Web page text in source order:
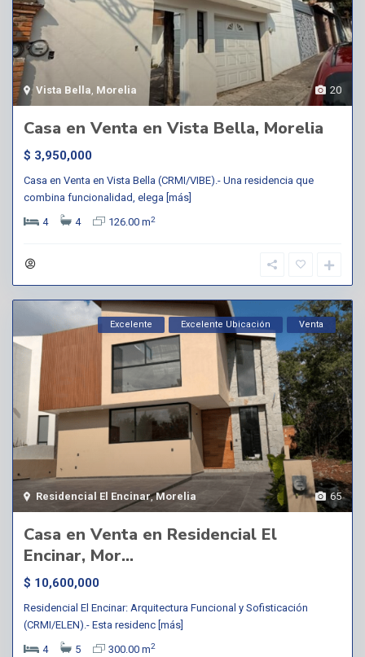
20
Vista Bella, Morelia
Casa en Venta en Vista Bella, Morelia
$ 3,950,000
Casa en Venta en Vista Bella (CRMI/VIBE).- Una residencia que
combina funcionalidad, elega [más]
4
4 126.00 m2
65
Residencial El Encinar,Morelia
Excelente Excelente Ubicación Venta
Casa en Venta en Residencial El
Encinar, Mor...
$ 10,600,000
Residencial El Encinar: Arquitectura Funcional y Sofisticación
(CRMI/ELEN).- Esta residenc [más]
4
5 300.00 m2